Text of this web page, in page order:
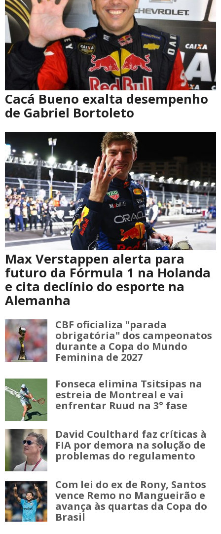
Cacá Bueno exalta desempenho
de Gabriel Bortoleto
Max Verstappen alerta para
futuro da Fórmula 1 na Holanda
e cita declínio do esporte na
Alemanha
CBF oficializa "parada
obrigatória" dos campeonatos
durante a Copa do Mundo
Feminina de 2027
Fonseca elimina Tsitsipas na
estreia de Montreal e vai
enfrentar Ruud na 3° fase
David Coulthard faz críticas à
FIA por demora na solução de
problemas do regulamento
Com lei do ex de Rony, Santos
vence Remo no Mangueirão e
avança às quartas da Copa do
Brasil